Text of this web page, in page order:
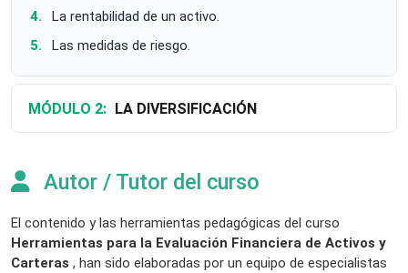
La rentabilidad de un activo.
Las medidas de riesgo.
MÓDULO 2: LA DIVERSIFICACIÓN
Autor / Tutor del curso
El contenido y las herramientas pedagógicas del curso
Herramientas para la Evaluación Financiera de Activos y
Carteras , han sido elaboradas por un equipo de especialistas